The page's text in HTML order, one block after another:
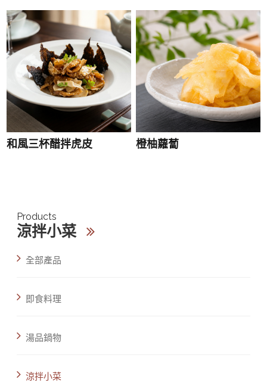
和風三杯醋拌虎皮 橙柚蘿蔔
Products
涼拌小菜
全部產品
即食料理
湯品鍋物
涼拌小菜